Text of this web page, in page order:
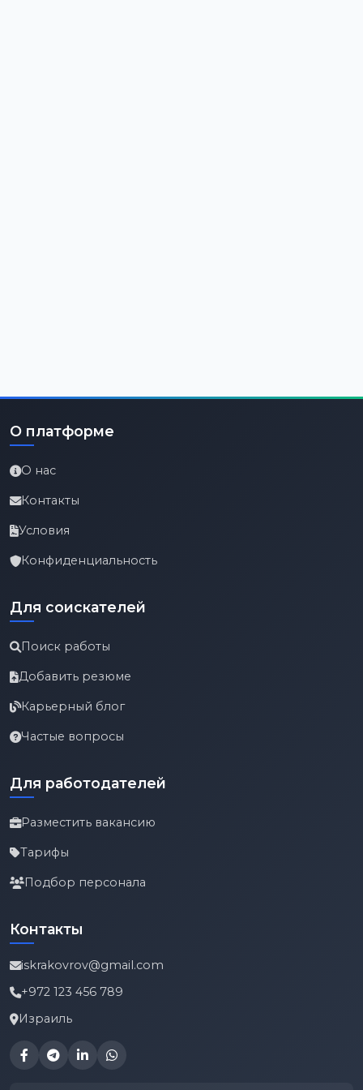
О платформе
О нас
Контакты
Условия
Конфиденциальность
Для соискателей
Поиск работы
Добавить резюме
Карьерный блог
Частые вопросы
Для работодателей
Разместить вакансию
Тарифы
Подбор персонала
Контакты
iskrakovrov@gmail.com
+972 123 456 789
Израиль